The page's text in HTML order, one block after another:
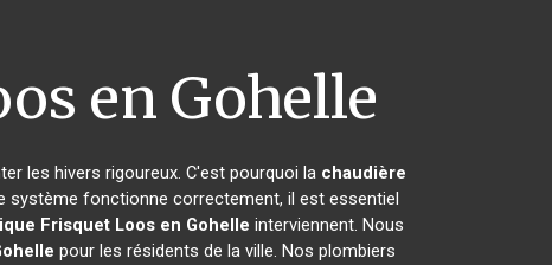
en Gohelle
les hivers rigoureux. C'est pourquoi la chaudière
système fonctionne correctement, il est essentiel
Frisquet Loos en Gohelle interviennent. Nous
pour les résidents de la ville. Nos plombiers